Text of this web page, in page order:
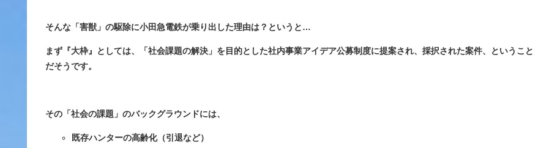
そんな「害獣」の駆除に小田急電鉄が乗り出した理由は？というと…
まず『大枠』としては、「社会課題の解決」を目的とした社内事業アイデア公募制度に提案され、採択された案件、ということ
だそうです。
その「社会の課題」のバックグラウンドには、
既存ハンターの高齢化（引退など）